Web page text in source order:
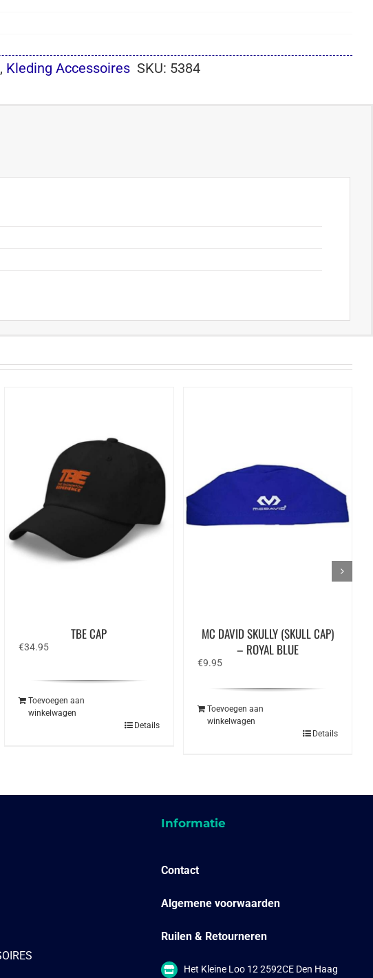
, Kleding Accessoires SKU: 5384
TBE CAP
€34.95
Toevoegen aan
winkelwagen
Details
MC DAVID SKULLY (SKULL CAP)
– ROYAL BLUE
€9.95
Toevoegen aan
winkelwagen
Details
Informatie
Contact
Algemene voorwaarden
Ruilen & Retourneren
Het Kleine Loo 12 2592CE Den Haag